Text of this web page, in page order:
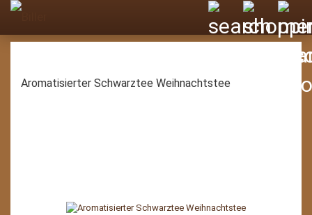
Aromatisierter Schwarztee Weihnachtstee